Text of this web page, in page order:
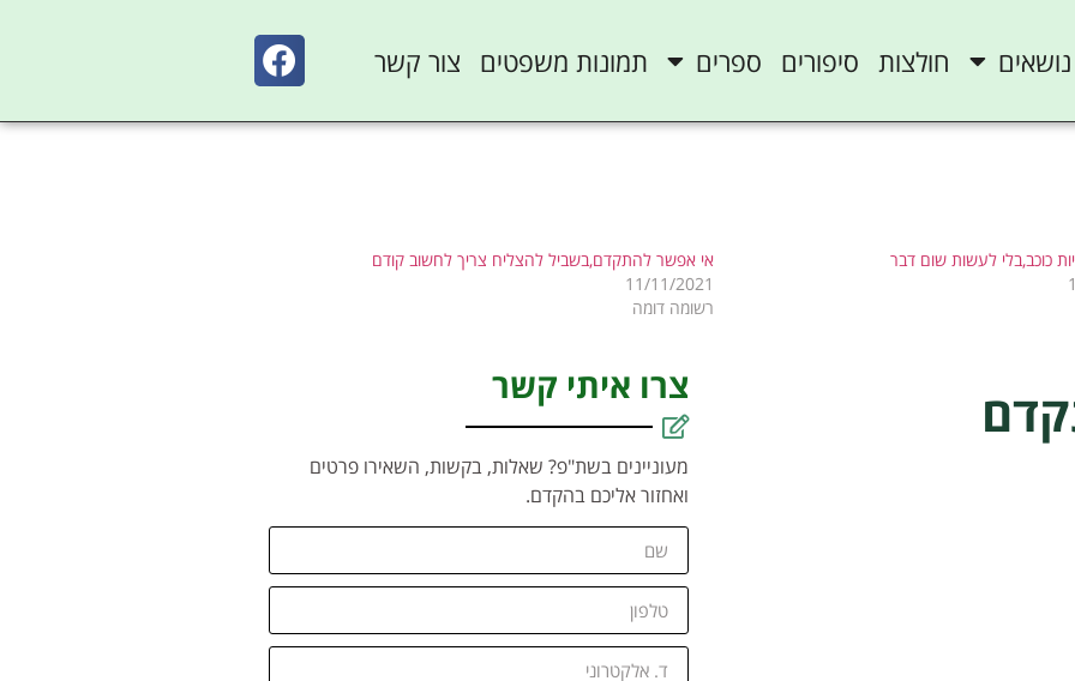
נושאים חולצות סיפורים ספרים תמונות משפטים צור קשר
כוכב,בלי לעשות שום דבר
אי אפשר להתקדם,בשביל להצליח צריך לחשוב קודם
11/11/2021
רשומה דומה
צרו איתי קשר
מעוניינים בשת"פ? שאלות, בקשות, השאירו פרטים
ואחזור אליכם בהקדם.